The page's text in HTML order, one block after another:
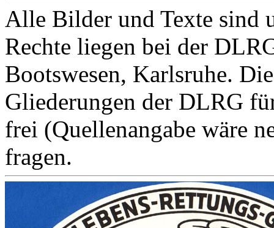
Alle Bilder und Texte sind
Rechte liegen bei der
Bootswesen, Karlsruhe.
Gliederungen der DLRG
frei (Quellenangabe wäre
fragen.